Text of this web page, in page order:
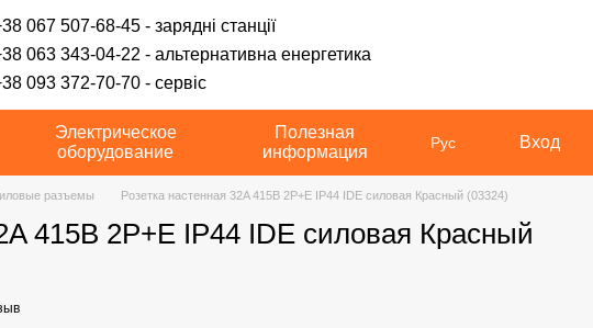
067 507-68-45 - зарядні станції
063 343-04-22 - альтернативна енергетика
093 372-70-70 - сервіс
Электрическое
оборудование
Полезная
информация
Рус Вход
разъемы Розетка настенная 32A 415В 2P+E IP44 IDE силовая Красный (03324)
415В 2P+E IP44 IDE силовая Красный